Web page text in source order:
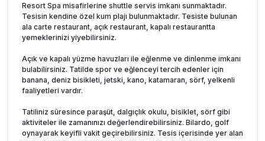
Resort Spa misafirlerine shuttle servis imkanı sunmaktadır.
Tesisin kendine özel kum plajı bulunmaktadır. Tesiste bulunan
ala carte restaurant, açık restaurant, kapalı restaurantta
yemeklerinizi yiyebilirsiniz.
Açık ve kapalı yüzme havuzları ile eğlenme ve dinlenme imkanı
bulabilirsiniz. Tatilde spor ve eğlenceyi tercih edenler için
banana, deniz bisikleti, jetski, kano, katamaran, sörf, yelkenli
faaliyetleri vardır.
Tatiliniz süresince paraşüt, dalgıçlık okulu, bisiklet, sörf gibi
aktiviteler ile zamanınızı değerlendirebilirsiniz. Bilardo, golf
oynayarak keyifli vakit geçirebilirsiniz. Tesis içerisinde yer alan